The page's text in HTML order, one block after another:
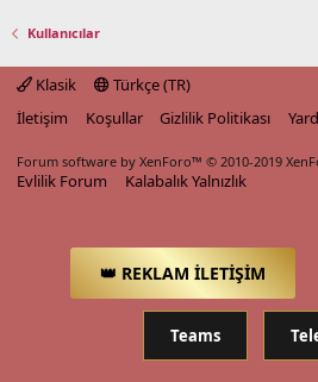
Kullanıcılar
Klasik
Türkçe (TR)
İletişim
Koşullar Gizlilik Politikası
Forum software by XenForo™ © 2010-2019
Evlilik Forum Kalabalık Yalnızlık
👑 REKLAM İLETİŞİM
Teams